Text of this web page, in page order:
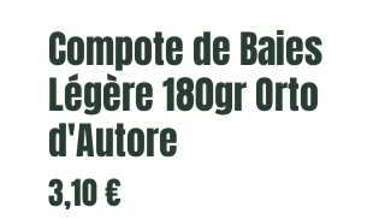
Compote de Baies
Légère 180gr Orto
d'Autore
3,10 €Prix